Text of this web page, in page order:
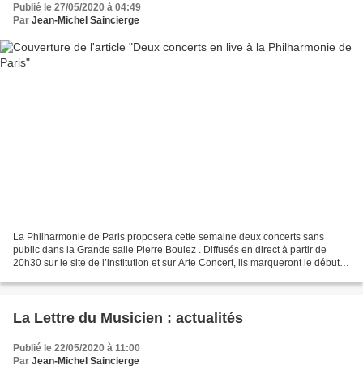
Publié le 27/05/2020 à 04:49
Par Jean-Michel Saincierge
La Philharmonie de Paris proposera cette semaine deux concerts sans
public dans la Grande salle Pierre Boulez . Diffusés en direct à partir de
20h30 sur le site de l’institution et sur Arte Concert, ils marqueront le début
La Lettre du Musicien : actualités
Publié le 22/05/2020 à 11:00
Par Jean-Michel Saincierge